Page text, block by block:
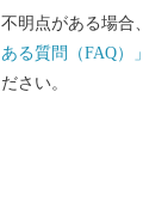
願いします。 〈プライバシーポリシー（個人情報保護
方針）について
不明点がある場合
ある質問（FAQ）」
ださい。